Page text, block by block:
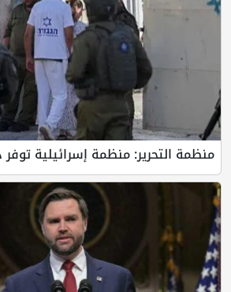
منظمة إسرائيلية توفر دعمً...